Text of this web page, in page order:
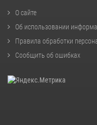
О сайте
Об использовании
Правила обработки
Сообщить об ошибках